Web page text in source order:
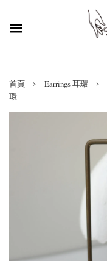
首頁 › Earrings 耳環 ›
環